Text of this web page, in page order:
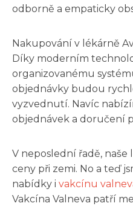
odborně a empaticky
Nakupování v lékárně
Díky moderním
organizovanému
objednávky budou
vyzvednutí. Navíc
objednávek a doručení
V neposlední řadě, naše
ceny při zemi. No a teď
nabídky i vakcínu
Vakcína Valneva patří